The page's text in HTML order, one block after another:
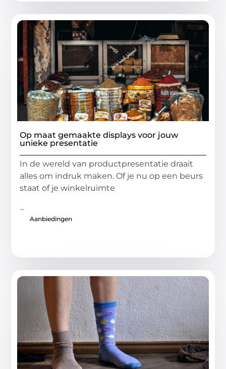
Op maat gemaakte displays voor jouw
unieke presentatie
In de wereld van productpresentatie draait
alles om indruk maken. Of je nu op een beurs
staat of je winkelruimte
...
Aanbiedingen